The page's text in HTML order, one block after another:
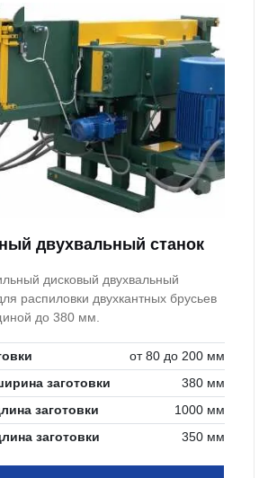
двухвальный станок
дисковый двухвальный
распиловки двухкантных брусьев
до 380 мм.
от 80 до 200 мм
заготовки
380 мм
заготовки
1000 мм
заготовки
350 мм